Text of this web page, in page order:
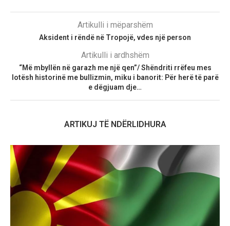
Artikulli i mëparshëm
Aksident i rëndë në Tropojë, vdes një person
Artikulli i ardhshëm
“Më mbyllën në garazh me një qen”/ Shëndriti rrëfeu mes
lotësh historinë me bullizmin, miku i banorit: Për herë të parë
e dëgjuam dje…
ARTIKUJ TË NDËRLIDHURA